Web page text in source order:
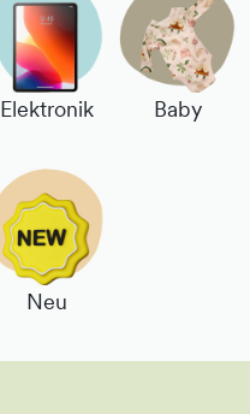
Baby
Neu
Elektronik